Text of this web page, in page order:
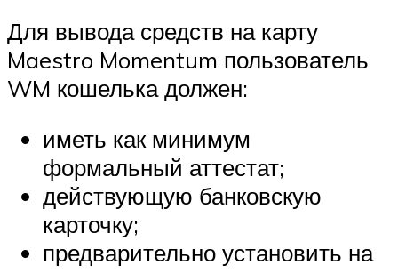
Для вывода средств на карту
Maestro Momentum пользователь
WM кошелька должен:
иметь как минимум
формальный аттестат;
действующую банковскую
карточку;
предварительно установить на